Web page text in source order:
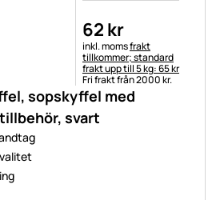
sopskyffel med
svart
62 kr
Skatteinformation:
inkl. momsfrakt
tillkommer; standard
frakt upp till 5 kg: 65 kr
Fri frakt från 2000 kr.